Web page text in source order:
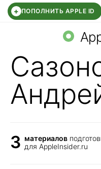
+ ПОПОЛНИТЬ APPLE ID
СБЕР КИДС ВТБ
3 материалов
для AppleInsider.ru